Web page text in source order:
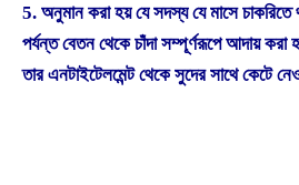
5. অনুমান করা হয় যে সদস্য যে মাসে চাকরিতে
পর্যন্ত বেতন থেকে চাঁদা সম্পূর্ণরূপে আদায় করা
তার এনটাইটেলমেন্ট থেকে সুদের সাথে কেটে